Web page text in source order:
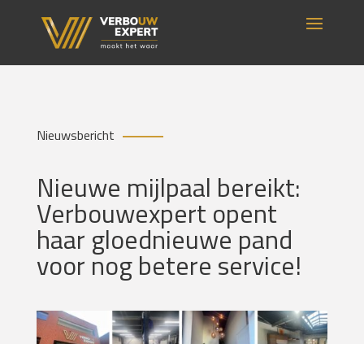
Nieuwsbericht
Nieuwe mijlpaal bereikt:
Verbouwexpert opent
haar gloednieuwe pand
voor nog betere service!